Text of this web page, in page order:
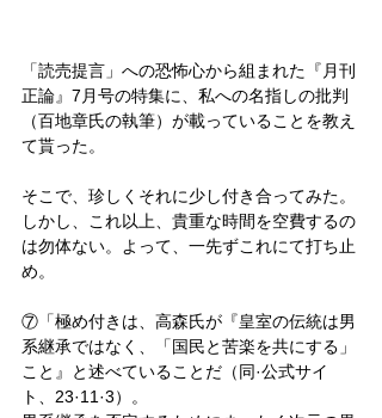
「読売提言」への恐怖心から組まれた『月刊
正論』7月号の特集に、私への名指しの批判
（百地章氏の執筆）が載っていることを教え
て貰った。
そこで、珍しくそれに少し付き合ってみた。
しかし、これ以上、貴重な時間を空費するの
は勿体ない。よって、一先ずこれにて打ち止
め。
⑦「極め付きは、高森氏が『皇室の伝統は男
系継承ではなく、「国民と苦楽を共にする」
こと』と述べていることだ（同·公式サイ
ト、23·11·3）。